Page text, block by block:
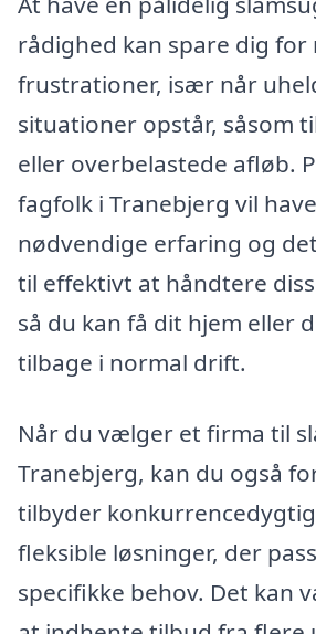
rådighed kan spare dig for
frustrationer, især når
situationer opstår, såsom
eller overbelastede afløb.
fagfolk i Tranebjerg vil
nødvendige erfaring og
til effektivt at håndtere
så du kan få dit hjem eller
tilbage i normal drift.
Når du vælger et firma til
Tranebjerg, kan du også
tilbyder
fleksible løsninger, der
specifikke behov. Det kan